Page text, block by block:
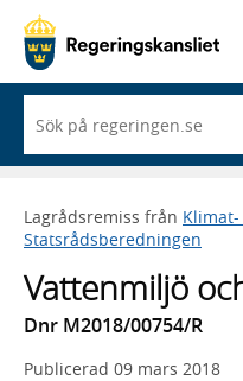
du
börjar
skriva
framträder
en
med
sökförslag
Lagrådsremiss från
Statsrådsberedningen
Vattenmiljö
Dnr M2018/00754/R
Publicerad 09 mars 2018